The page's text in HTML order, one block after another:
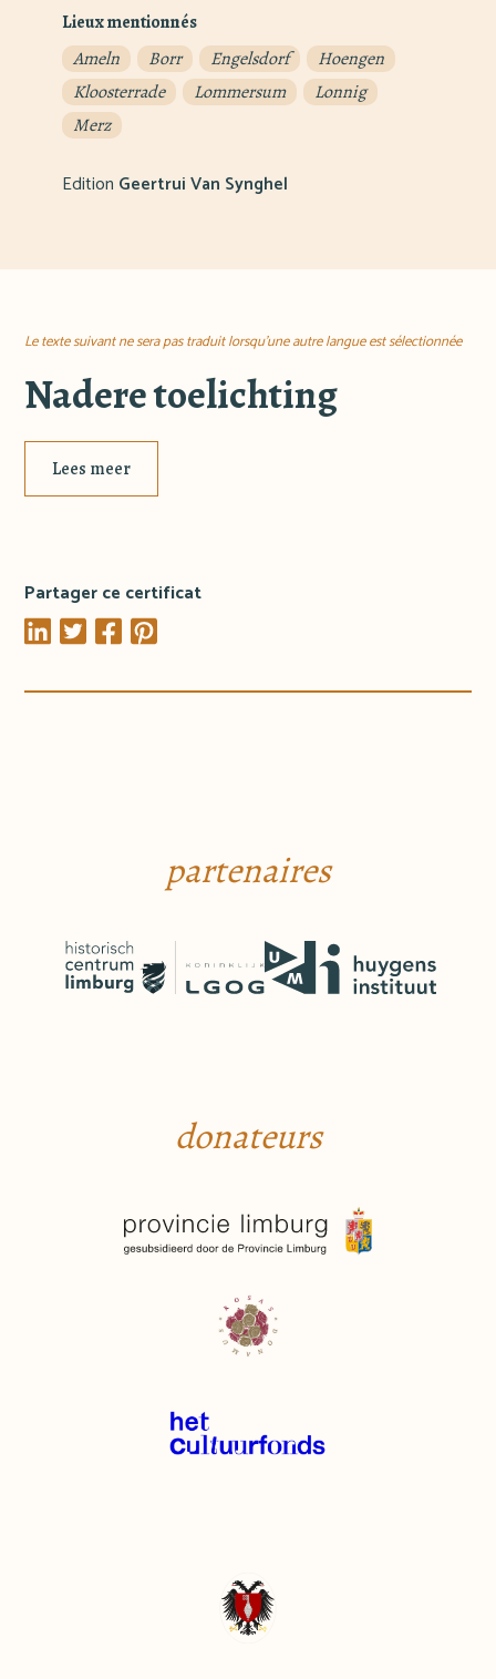
Lieux mentionnés
Ameln
Borr Engelsdorf
Hoengen
Kloosterrade
Lommersum
Lonnig
Merz
Edition Geertrui Van Synghel
Le texte suivant ne sera pas traduit lorsqu'une autre langue est sélectionnée
Nadere toelichting
Lees meer
Partager ce certificat
partenaires
donateurs